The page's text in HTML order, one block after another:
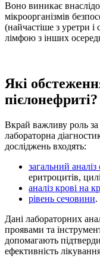
Воно виникає
мікроорганізмів
(найчастіше з уретри і
лімфою з інших
Які
пієлонефриті?
Вкрай важливу роль за
лабораторна
досліджень входять:
загальний аналіз
еритроцитів,
аналіз крові на
рівень сечовини.
Дані лабораторних
проявами та
допомагають
ефективність